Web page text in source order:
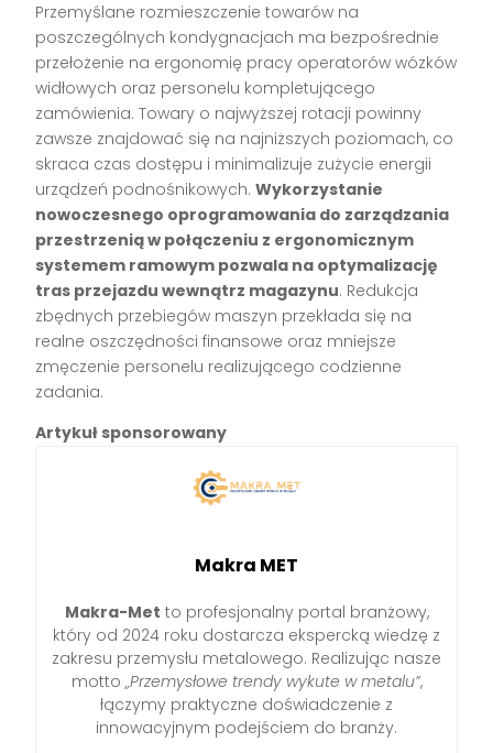
Przemyślane rozmieszczenie towarów na
poszczególnych kondygnacjach ma bezpośrednie
przełożenie na ergonomię pracy operatorów wózków
widłowych oraz personelu kompletującego
zamówienia. Towary o najwyższej rotacji powinny
zawsze znajdować się na najniższych poziomach, co
skraca czas dostępu i minimalizuje zużycie energii
urządzeń podnośnikowych.Wykorzystanie
nowoczesnego oprogramowania do zarządzania
przestrzenią w połączeniu z ergonomicznym
systemem ramowym pozwala na optymalizację
tras przejazdu wewnątrz magazynu. Redukcja
zbędnych przebiegów maszyn przekłada się na
realne oszczędności finansowe oraz mniejsze
zmęczenie personelu realizującego codzienne
zadania.
Artykuł sponsorowany
Makra MET
Makra-Met to profesjonalny portal branżowy,
który od 2024 roku dostarcza ekspercką wiedzę z
zakresu przemysłu metalowego. Realizując nasze
motto„Przemysłowe trendy wykute w metalu”,
łączymy praktyczne doświadczenie z
innowacyjnym podejściem do branży.